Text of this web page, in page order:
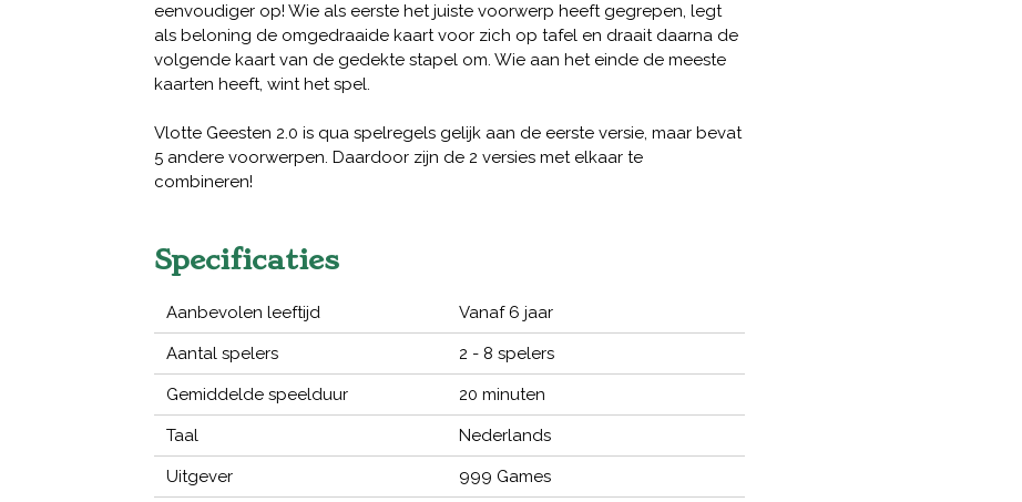
eenvoudiger op! Wie als eerste het juiste voorwerp heeft gegrepen, legt
als beloning de omgedraaide kaart voor zich op tafel en draait daarna de
volgende kaart van de gedekte stapel om. Wie aan het einde de meeste
kaarten heeft, wint het spel.
Vlotte Geesten 2.0 is qua spelregels gelijk aan de eerste versie, maar bevat
5 andere voorwerpen. Daardoor zijn de 2 versies met elkaar te
combineren!
Specificaties
Aanbevolen leeftijd Vanaf 6 jaar
Aantal spelers 2 - 8 spelers
Gemiddelde speelduur 20 minuten
Taal Nederlands
Uitgever 999 Games